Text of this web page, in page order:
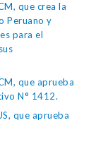
que crea la
Peruano y
para el
que aprueba
N° 1412.
que aprueba